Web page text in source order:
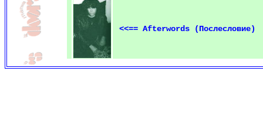
<<== Afterwords (Послесловие)